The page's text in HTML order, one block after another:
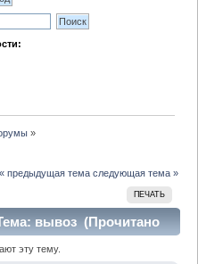
»
« предыдущая тема следующая тема »
ПЕЧАТЬ
вывоз (Прочитано
эту тему.